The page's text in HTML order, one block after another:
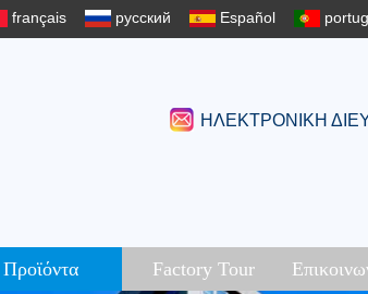
français русский Español
ΗΛΕΚΤΡΟΝΙΚΗ
Προϊόντα Factory Tour